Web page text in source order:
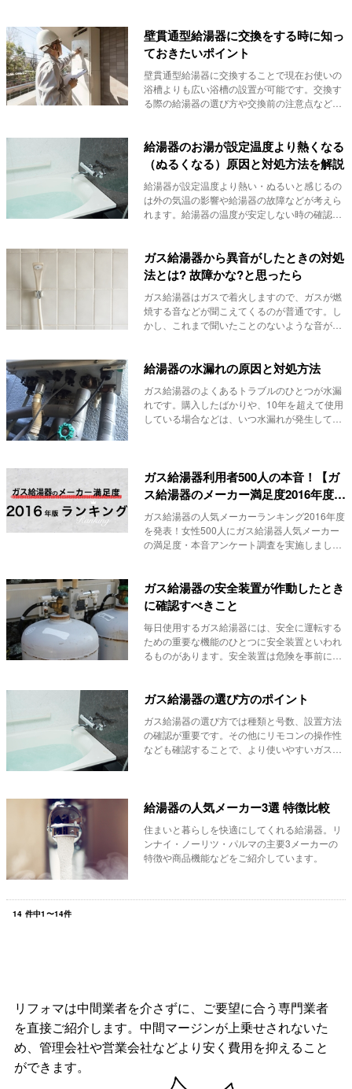
壁貫通型給湯器に交換をする時に知っ
ておきたいポイント
壁貫通型給湯器に交換することで現在お使いの
浴槽よりも広い浴槽の設置が可能です。交換す
る際の給湯器の選び方や交換前の注意点などを
給湯器のお湯が設定温度より熱くなる
（ぬるくなる）原因と対処方法を解説
給湯器が設定温度より熱い・ぬるいと感じるの
は外の気温の影響や給湯器の故障などが考えら
れます。給湯器の温度が安定しない時の確認事
ガス給湯器から異音がしたときの対処
法とは? 故障かな?と思ったら
ガス給湯器はガスで着火しますので、ガスが燃
焼する音などが聞こえてくるのが普通です。し
かし、これまで聞いたことのないような音がし
給湯器の水漏れの原因と対処方法
ガス給湯器のよくあるトラブルのひとつが水漏
れです。購入したばかりや、10年を超えて使用
している場合などは、いつ水漏れが発生しても
ガス給湯器利用者500人の本音！【ガ
ス給湯器のメーカー満足度2016年度版
ランキング】
ガス給湯器の人気メーカーランキング2016年度
を発表！女性500人にガス給湯器人気メーカー
の満足度・本音アンケート調査を実施しまし
ガス給湯器の安全装置が作動したとき
に確認すべきこと
毎日使用するガス給湯器には、安全に運転する
ための重要な機能のひとつに安全装置といわれ
るものがあります。安全装置は危険を事前に察
ガス給湯器の選び方のポイント
ガス給湯器の選び方では種類と号数、設置方法
の確認が重要です。その他にリモコンの操作性
なども確認することで、より使いやすいガス給
給湯器の人気メーカー3選 特徴比較
住まいと暮らしを快適にしてくれる給湯器。リ
ンナイ・ノーリツ・パルマの主要3メーカーの
特徴や商品機能などをご紹介しています。
14 件中1 〜14件
リフォマは中間業者を介さずに、ご要望に合う専門業者
を直接ご紹介します。中間マージンが上乗せされないた
め、管理会社や営業会社などより安く費用を抑えること
ができます。